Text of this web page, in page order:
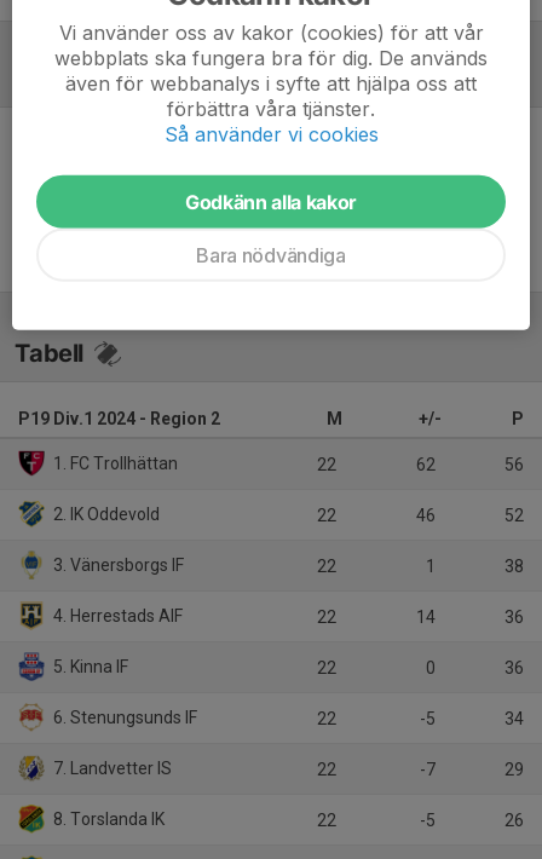
Referat
Tabell
P19 Div.1 2024 - Region 2 M +/- P
1. FC Trollhättan 22 62 56
2. IK Oddevold 22 46 52
3. Vänersborgs IF 22 1 38
4. Herrestads AIF 22 14 36
5. Kinna IF 22 0 36
6. Stenungsunds IF 22 -5 34
7. Landvetter IS 22 -7 29
8. Torslanda IK 22 -5 26
Vi använder oss av kakor (cookies) för att vår
webbplats ska fungera bra för dig. De används
även för webbanalys i syfte att hjälpa oss att
förbättra våra tjänster.
Så använder vi cookies
Godkänn alla kakor
Bara nödvändiga